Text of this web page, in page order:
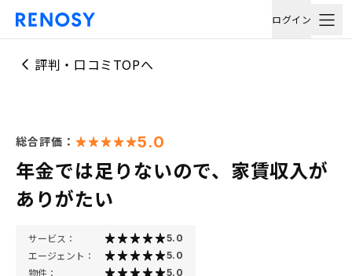
ログイン
評判・口コミTOPへ
総合評価： 5.0
年金では足りないので、家賃収入が
ありがたい
サービス： 5.0
エージェント： 5.0
物件： 5.0